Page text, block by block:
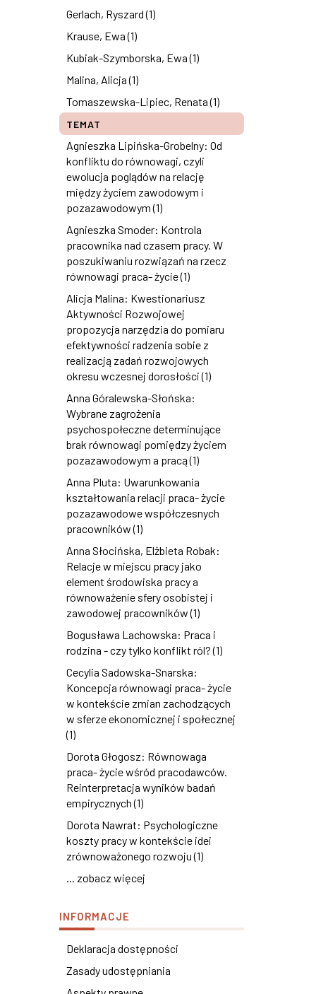
Gerlach, Ryszard (1)
Krause, Ewa (1)
Kubiak-Szymborska, Ewa (1)
Malina, Alicja (1)
Tomaszewska-Lipiec, Renata (1)
TEMAT
Agnieszka Lipińska-Grobelny: Od
konfliktu do równowagi, czyli
ewolucja poglądów na relację
między życiem zawodowym i
pozazawodowym (1)
Agnieszka Smoder: Kontrola
pracownika nad czasem pracy. W
poszukiwaniu rozwiązań na rzecz
równowagi praca- życie (1)
Alicja Malina: Kwestionariusz
Aktywności Rozwojowej
propozycja narzędzia do pomiaru
efektywności radzenia sobie z
realizacją zadań rozwojowych
okresu wczesnej dorosłości (1)
Anna Góralewska-Słońska:
Wybrane zagrożenia
psychospołeczne determinujące
brak równowagi pomiędzy życiem
pozazawodowym a pracą (1)
Anna Pluta: Uwarunkowania
kształtowania relacji praca- życie
pozazawodowe współczesnych
pracowników (1)
Anna Słocińska, Elżbieta Robak:
Relacje w miejscu pracy jako
element środowiska pracy a
równoważenie sfery osobistej i
zawodowej pracowników (1)
Bogusława Lachowska: Praca i
rodzina - czy tylko konflikt ról? (1)
Cecylia Sadowska-Snarska:
Koncepcja równowagi praca- życie
w kontekście zmian zachodzących
w sferze ekonomicznej i społecznej
(1)
Dorota Głogosz: Równowaga
praca- życie wśród pracodawców.
Reinterpretacja wyników badań
empirycznych (1)
Dorota Nawrat: Psychologiczne
koszty pracy w kontekście idei
zrównoważonego rozwoju (1)
... zobacz więcej
INFORMACJE
Deklaracja dostępności
Zasady udostępniania